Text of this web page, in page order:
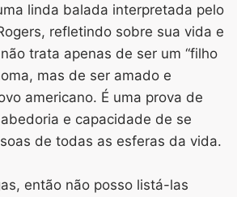
linda balada interpretada pelo
refletindo sobre sua vida e
trata apenas de ser um “filho
mas de ser amado e
americano. É uma prova de
e capacidade de se
de todas as esferas da vida.
então não posso listá-las